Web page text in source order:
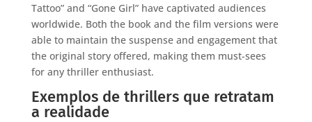
Tattoo” and “Gone Girl” have captivated audiences
worldwide. Both the book and the film versions were
able to maintain the suspense and engagement that
the original story offered, making them must-sees
for any thriller enthusiast.
Exemplos de thrillers que retratam
a realidade